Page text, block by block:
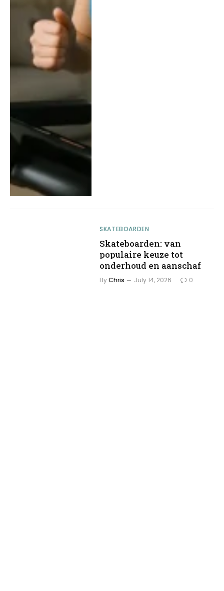
SKATEBOARDEN
Skateboarden: van
populaire keuze tot
onderhoud en aanschaf
ByChris July 14, 2026 0